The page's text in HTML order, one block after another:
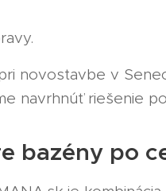
novostavbe v
navrhnúť riešenie
bazény po